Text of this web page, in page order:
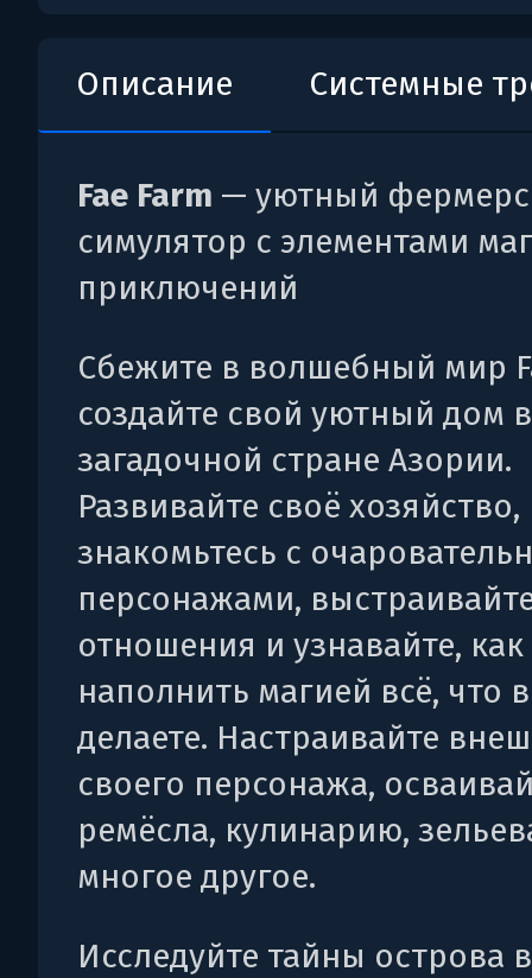
Описание Системные
Fae Farm — уютный
симулятор с элементами
приключений
Сбежите в волшебный мир
создайте свой уютный дом в
загадочной стране Азории.
Развивайте своё хозяйство,
знакомьтесь с
персонажами,
отношения и узнавайте, как
наполнить магией всё, что
делаете. Настраивайте
своего персонажа,
ремёсла, кулинарию,
многое другое.
Исследуйте тайны острова в